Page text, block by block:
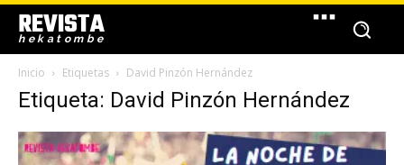
REVISTA
hekatombe
Inicio Etiquetas David Pinzón Hernández
Etiqueta: David Pinzón Hernández